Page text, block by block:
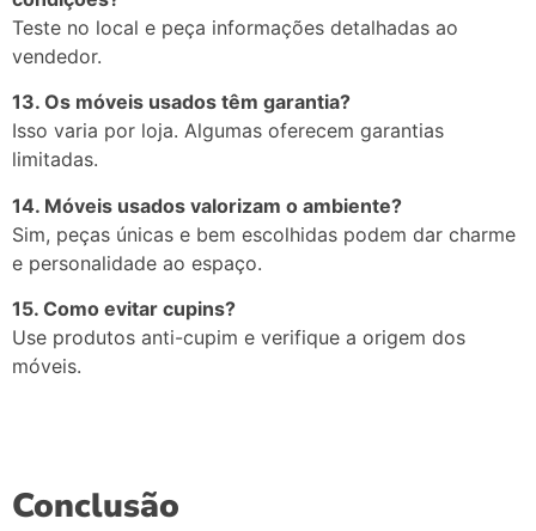
Teste no local e peça informações detalhadas ao
vendedor.
13. Os móveis usados têm garantia?
Isso varia por loja. Algumas oferecem garantias
limitadas.
14. Móveis usados valorizam o ambiente?
Sim, peças únicas e bem escolhidas podem dar charme
e personalidade ao espaço.
15. Como evitar cupins?
Use produtos anti-cupim e verifique a origem dos
móveis.
Conclusão